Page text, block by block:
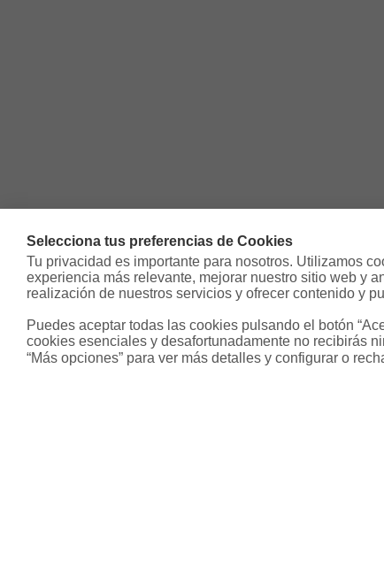
Selecciona tus preferencias de Cookies
Tu privacidad es importante para nosotros. Utilizamos
experiencia más relevante, mejorar nuestro sitio web y
realización de nuestros servicios y ofrecer contenido y
Puedes aceptar todas las cookies pulsando el botón
cookies esenciales y desafortunadamente no recibirás
“Más opciones” para ver más detalles y configurar o